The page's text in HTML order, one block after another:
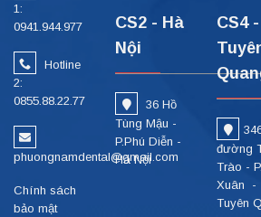
1:
0941.944.977
Hotline
2:
0855.88.22.77
phuongnamdental@gmail.com
Chính sách
bảo mật
CS2 - Hà
Nội
36 Hồ
Tùng Mậu -
P.Phú Diễn -
Hà Nội
CS4 -
đường
Trào -
Xuân -
Tuyên